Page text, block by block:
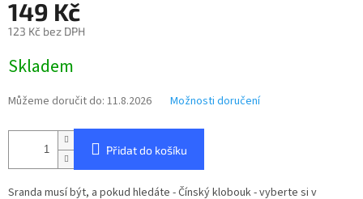
149 Kč
123 Kč bez DPH
cena:
Skladem
Můžeme doručit do: 11.8.2026 Možnosti doručení
Přidat do košíku
Sranda musí být, a pokud hledáte -Čínský klobouk- vyberte si v